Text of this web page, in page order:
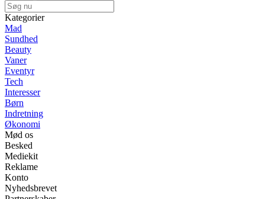
Kategorier
Mad
Sundhed
Beauty
Vaner
Eventyr
Tech
Interesser
Børn
Indretning
Økonomi
Mød os
Besked
Mediekit
Reklame
Konto
Nyhedsbrevet